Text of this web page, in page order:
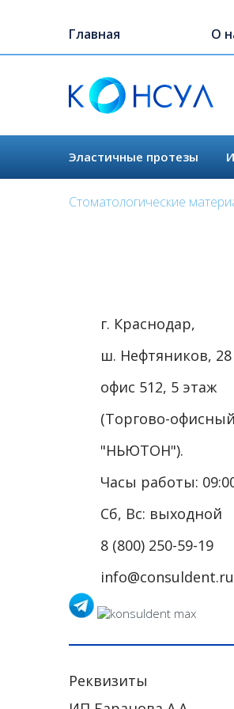
content
Главная О
Эластичные протезы
Стоматологические
г. Краснодар,
ш. Нефтяников, 28
офис 512, 5 этаж
(Торгово-
"НЬЮТОН").
Часы работы:
Сб, Вс: выходной
8 (800) 250-59-19
info@consuldent.ru
Реквизиты